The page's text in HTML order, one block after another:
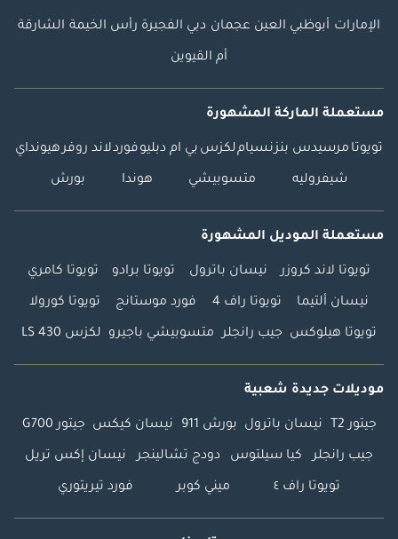
الإمارات أبوظبي العين عجمان دبي الفجيرة رأس الخيمة الشارقة
أم القيوين
مستعملة الماركة المشهورة
تويوتا مرسيدس بنزنسياملكزس بي ام دبليوفوردلاند روفرهيونداي
شيفروليه متسوبيشي هوندا بورش
مستعملة الموديل المشهورة
تويوتا لاند كروزر نيسان باترول تويوتا برادو تويوتا كامري
نيسان ألتيما تويوتا راف 4 فورد موستانج تويوتا كورولا
تويوتا هيلوكس جيب رانجلر متسوبيشي باجيرو لكزس LS 430
موديلات جديدة شعبية
جيتور T2 نيسان باترول بورش 911 نيسان كيكس جيتور G700
جيب رانجلر كيا سيلتوس دودج تشالينجر نيسان إكس تريل
تويوتا راف ٤ ميني كوبر فورد تيريتوري